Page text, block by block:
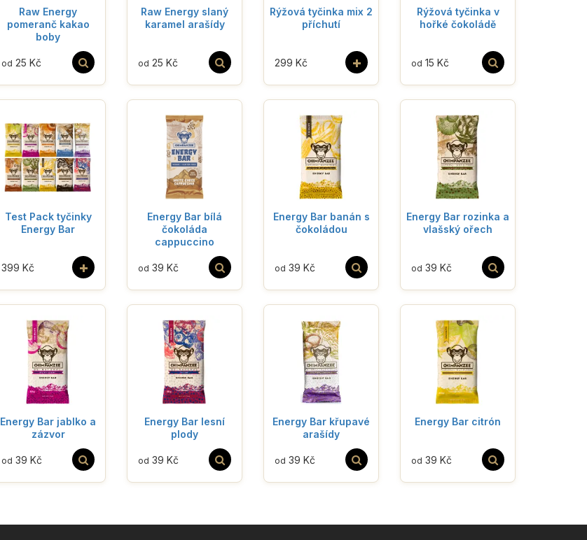
Raw Energy
pomeranč kakao
boby
od 25 Kč
Raw Energy slaný
karamel arašídy
od 25 Kč
Rýžová tyčinka mix 2
příchutí
+
299 Kč
Rýžová tyčinka v
hořké čokoládě
od 15 Kč
Test Pack tyčinky
Energy Bar
+
399 Kč
Energy Bar bílá
čokoláda
cappuccino
od 39 Kč
Energy Bar banán s
čokoládou
od 39 Kč
Energy Bar rozinka a
vlašský ořech
od 39 Kč
Energy Bar jablko a
zázvor
od 39 Kč
Energy Bar lesní
plody
od 39 Kč
Energy Bar křupavé
arašídy
od 39 Kč
Energy Bar citrón
od 39 Kč